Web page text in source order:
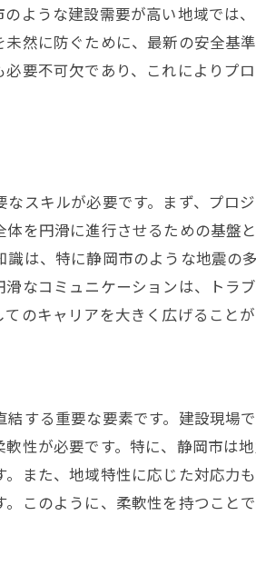
まとめる秘訣
現場監督の工夫
ャリアパスを考える
えている理由とは
監督の活躍の場
る新たなプロジェクト
求める人材像
チャンスをつかむ方法
かせない情報
地域の建設計画
監督の安全管理情報
域の交通事情
ような建設需要が高い地域では
然に防ぐために、最新の安全基
要不可欠であり、これによりプ
スキルが必要です。まず、プロ
を円滑に進行させるための基盤
は、特に静岡市のような地震の
なコミュニケーションは、トラ
のキャリアを大きく広げることが
する重要な要素です。建設現場
性が必要です。特に、静岡市は
また、地域特性に応じた対応力
このように、柔軟性を持つこと